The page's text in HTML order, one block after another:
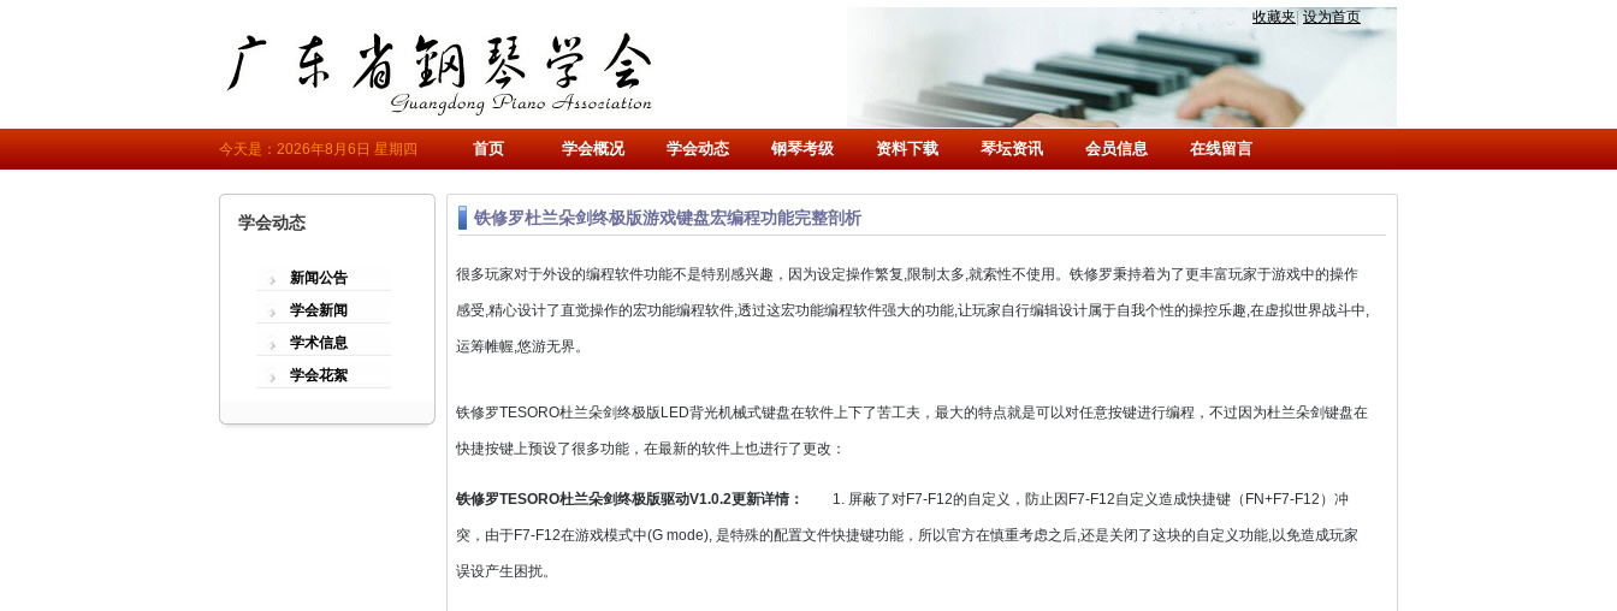
收藏夹 设为首页
今天是：2026年8月6日 星期四 首页 学会概况 学会动态 钢琴考级 资料下载 琴坛资讯 会员信息 在线留言
学会动态
新闻公告
学会新闻
学术信息
学会花絮
铁修罗杜兰朵剑终极版游戏键盘宏编程功能完整剖析
很多玩家对于外设的编程软件功能不是特别感兴趣，因为设定操作繁复,限制太多,就索性不使用。铁修罗秉持着为了更丰富玩家于游戏中的操作
感受,精心设计了直觉操作的宏功能编程软件,透过这宏功能编程软件强大的功能,让玩家自行编辑设计属于自我个性的操控乐趣,在虚拟世界战斗中,
运筹帷幄,悠游无界。
铁修罗TESORO杜兰朵剑终极版LED背光机械式键盘在软件上下了苦工夫，最大的特点就是可以对任意按键进行编程，不过因为杜兰朵剑键盘在
快捷按键上预设了很多功能，在最新的软件上也进行了更改：
铁修罗TESORO杜兰朵剑终极版驱动V1.0.2更新详情： 1. 屏蔽了对F7-F12的自定义，防止因F7-F12自定义造成快捷键（FN+F7-F12）冲
突，由于F7-F12在游戏模式中(G mode), 是特殊的配置文件快捷键功能，所以官方在慎重考虑之后,还是关闭了这块的自定义功能,以免造成玩家
误设产生困扰。